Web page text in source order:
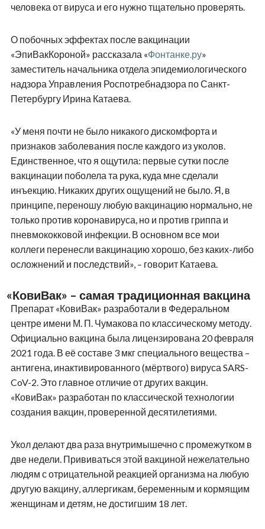
человека от вируса и его нужно тщательно проверять.
О побочных эффектах после вакцинации
«ЭпиВакКороной» рассказала «Фонтанке.ру»
заместитель начальника отдела эпидемиологического
надзора Управления Роспотребнадзора по Санкт-
Петербургу Ирина Катаева.
«У меня почти не было никакого дискомфорта и
признаков заболевания после каждого из уколов.
Единственное, что я ощутила: первые сутки после
вакцинации поболела та рука, куда мне сделали
инъекцию. Никаких других ощущений не было. Я, в
принципе, переношу любую вакцинацию нормально, не
только против коронавируса, но и против гриппа и
пневмококковой инфекции. В основном все мои
коллеги перенесли вакцинацию хорошо, без каких-либо
осложнений и последствий», – говорит Катаева.
«КовиВак» – самая традиционная вакцина
Препарат «КовиВак» разработали в Федеральном
центре имени М. П. Чумакова по классическому методу.
Официально вакцина была лицензирована 20 февраля
2021 года. В её составе 3 мкг специального вещества –
антигена, инактивированного (мёртвого) вируса SARS-
CoV-2. Это главное отличие от других вакцин.
«КовиВак» разработан по классической технологии
создания вакцин, проверенной десятилетиями.
Укол делают два раза внутримышечно с промежутком в
две недели. Прививаться этой вакциной нежелательно
людям с отрицательной реакцией организма на любую
другую вакцину, аллергикам, беременным и кормящим
женщинам и детям, не достигшим 18 лет.